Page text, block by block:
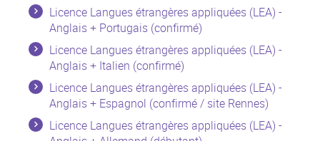
Licence Langues étrangères appliquées (LEA) -
Anglais + Portugais (confirmé)
Licence Langues étrangères appliquées (LEA) -
Anglais + Italien (confirmé)
Licence Langues étrangères appliquées (LEA) -
Anglais + Espagnol (confirmé / site Rennes)
Licence Langues étrangères appliquées (LEA) -